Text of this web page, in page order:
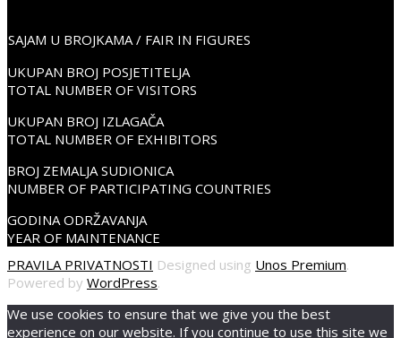
SAJAM U BROJKAMA / FAIR IN FIGURES
UKUPAN BROJ POSJETITELJA
TOTAL NUMBER OF VISITORS
UKUPAN BROJ IZLAGAČA
TOTAL NUMBER OF EXHIBITORS
BROJ ZEMALJA SUDIONICA
NUMBER OF PARTICIPATING COUNTRIES
GODINA ODRŽAVANJA
YEAR OF MAINTENANCE
PRAVILA PRIVATNOSTI Designed using Unos Premium.
Powered by WordPress.
We use cookies to ensure that we give you the best
experience on our website. If you continue to use this site we